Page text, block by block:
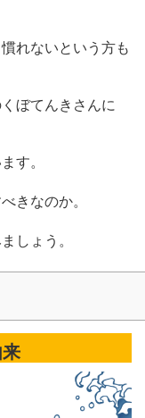
れないという方も
ぼてんきさんに
す。
きなのか。
しょう。